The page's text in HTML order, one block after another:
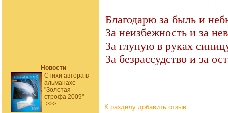
Новости
Стихи автора в
альманахе
"Золотая
строфа 2009"
>>>
Благодарю за быль и
За неизбежность и за
За глупую в руках
За безрассудство и за
К разделу добавить отзыв